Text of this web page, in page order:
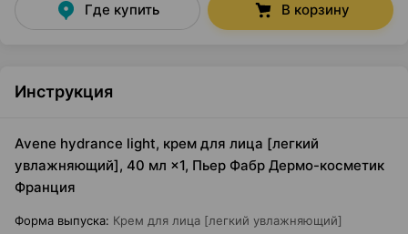
Где купить В корзину
Инструкция
Avene hydrance light, крем для лица [легкий
увлажняющий], 40 мл ×1, Пьер Фабр Дермо-косметик
Франция
Форма выпуска: Крем для лица [легкий увлажняющий]